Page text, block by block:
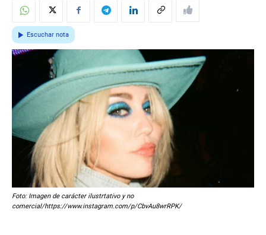
Escuchar nota
Foto: Imagen de carácter ilustrtativo y no
comercial/https://www.instagram.com/p/CbvAu8wrRPK/